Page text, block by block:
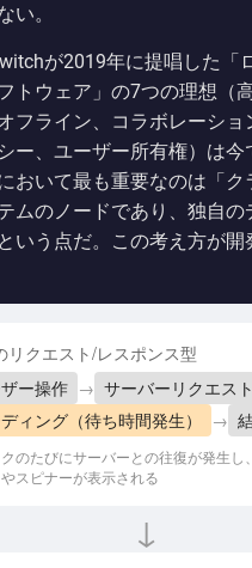
い。
が2019年に提唱した「
トウェア」の7つの理想（
フライン、コラボレーショ
ー、ユーザー所有権）は今
おいて最も重要なのは「ク
ムのノードであり、独自の
いう点だ。この考え方が開
リクエスト/レスポンス型
ー操作 → サーバーリクエスト
ィング（待ち時間発生）
→
のたびにサーバーとの往復が発生し
スピナーが表示される
↓